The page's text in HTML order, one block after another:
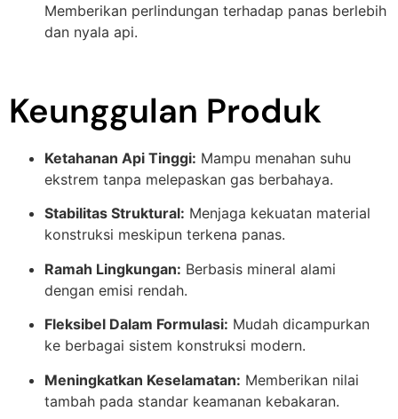
Memberikan perlindungan terhadap panas berlebih
dan nyala api.
Keunggulan Produk
Ketahanan Api Tinggi: Mampu menahan suhu
ekstrem tanpa melepaskan gas berbahaya.
Stabilitas Struktural: Menjaga kekuatan material
konstruksi meskipun terkena panas.
Ramah Lingkungan: Berbasis mineral alami
dengan emisi rendah.
Fleksibel Dalam Formulasi: Mudah dicampurkan
ke berbagai sistem konstruksi modern.
Meningkatkan Keselamatan: Memberikan nilai
tambah pada standar keamanan kebakaran.